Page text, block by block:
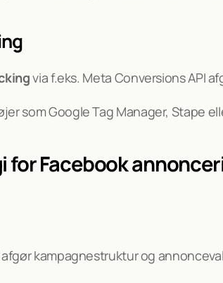
via f.eks. Meta Conversions API
som Google Tag Manager, Stape
Facebook
kampagnestruktur og